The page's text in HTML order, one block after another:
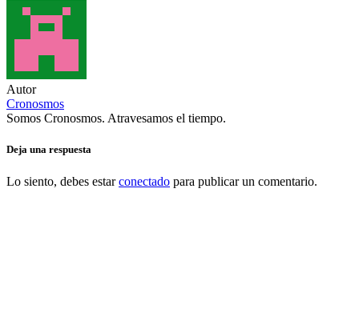
Autor
Cronosmos
Somos Cronosmos. Atravesamos el tiempo.
Deja una respuesta
Lo siento, debes estarconectado para publicar un comentario.